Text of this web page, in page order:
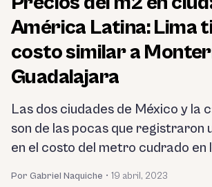
América Latina: Lima
costo similar a
Guadalajara
Las dos ciudades de México y la
son de las pocas que registraron
en el costo del metro cudrado en
Por Gabriel Naquiche • 19 abril, 2023